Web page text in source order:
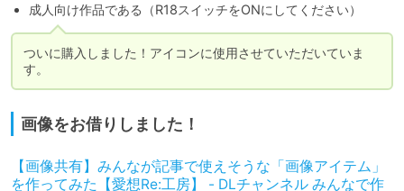
成人向け作品である（R18スイッチをONにしてください）
ついに購入しました！アイコンに使用させていただいていま
す。
画像をお借りしました！
【画像共有】みんなが記事で使えそうな「画像アイテム」
を作ってみた【愛想Re:工房】 - DLチャンネル みんなで作